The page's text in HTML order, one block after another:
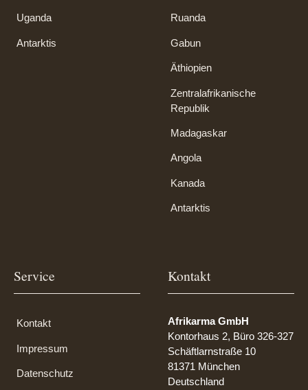
Uganda
Antarktis
Ruanda
Gabun
Äthiopien
Zentralafrikanische
Republik
Madagaskar
Angola
Kanada
Antarktis
Service
Kontakt
Impressum
Datenschutz
Kontakt
Afrikarma GmbH
Kontorhaus 2, Büro 326-327
Schäftlarnstraße 10
81371 München
Deutschland